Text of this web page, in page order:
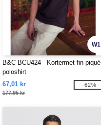
W1
B&C BCU424 - Kortermet fin piqué
poloshirt
67,01 kr
177,95 kr
-62%